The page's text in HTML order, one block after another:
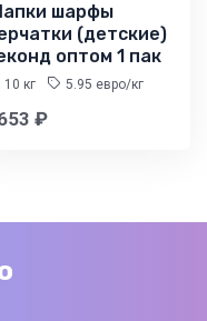
шарфы
(детские)
оптом 1 пак
10 кг 5.95 евро/кг
₽